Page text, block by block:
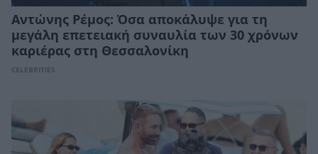
Αντώνης Ρέμος: Όσα αποκάλυψε για τη
μεγάλη επετειακή συναυλία των 30 χρόνων
καριέρας στη Θεσσαλονίκη
CELEBRITIES